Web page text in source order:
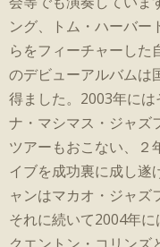
ング、トム・ハーバー
らをフィーチャーした
のデビューアルバムは
得ました。2003年に
ナ・マシマス・ジャズ
ツアーもおこない、２
イブを成功裏に成し遂
ャンはマカオ・ジャズ
それに続いて2004年